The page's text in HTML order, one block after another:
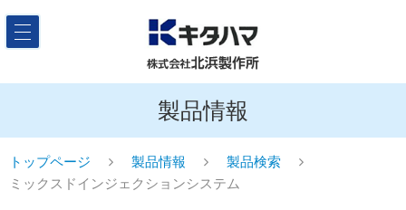
製品情報
トップページ 製品情報
製品検索
ミックスドインジェクションシステム